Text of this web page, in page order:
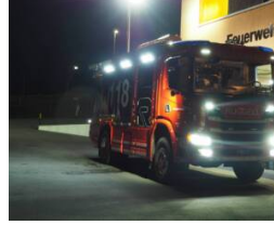
Foto Galerie
3. December 2020
0
Fahrzeug- und
Material Fotos im
Überblick! Du kannst
dir hier alle Fotos
Ansehen zum diesem
Thema…